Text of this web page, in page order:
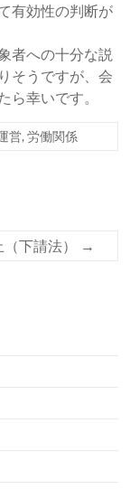
有効性の判断が
者への十分な説
そうですが、会
幸いです。
営,労働関係
下請法） →